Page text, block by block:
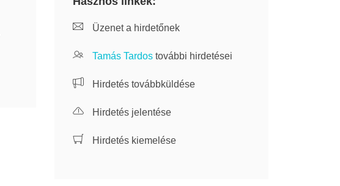
Üzenet a hirdetőnek
Tamás Tardos további hirdetései
Hirdetés továbbküldése
Hirdetés jelentése
Hirdetés kiemelése